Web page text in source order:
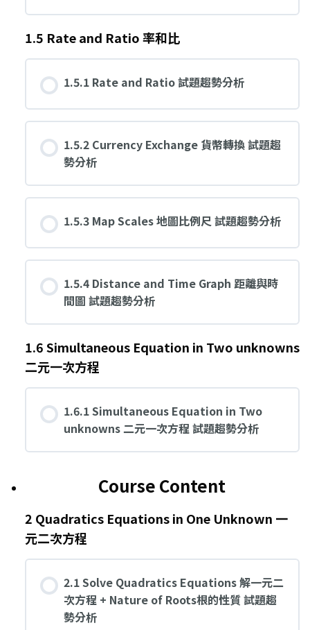
1.5 Rate and Ratio 率和比
1.5.1 Rate and Ratio 試題趨勢分析
1.5.2 Currency Exchange 貨幣轉換 試題趨
勢分析
1.5.3 Map Scales 地圖比例尺 試題趨勢分析
1.5.4 Distance and Time Graph 距離與時
間圖 試題趨勢分析
1.6 Simultaneous Equation in Two unknowns
二元一次方程
1.6.1 Simultaneous Equation in Two
unknowns 二元一次方程 試題趨勢分析
Course Content
2 Quadratics Equations in One Unknown 一
元二次方程
2.1 Solve Quadratics Equations 解一元二
次方程 + Nature of Roots根的性質 試題趨
勢分析